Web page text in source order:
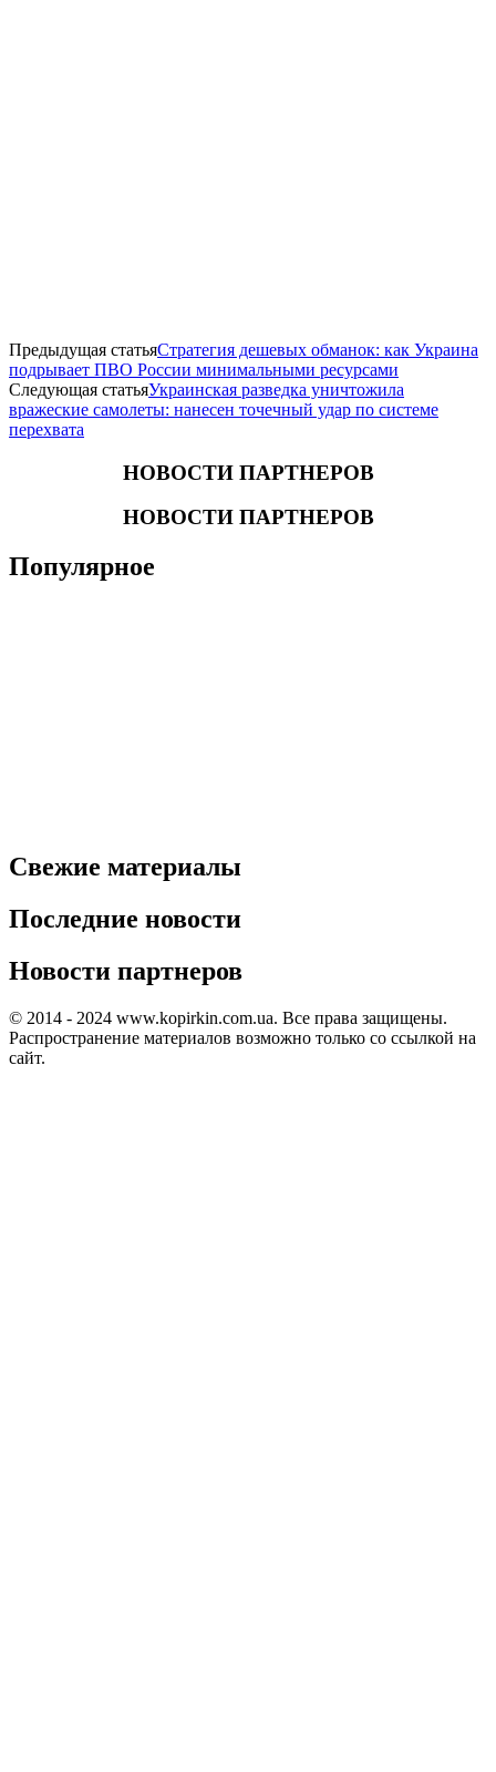
Предыдущая статьяСтратегия дешевых обманок: как Украина
подрывает ПВО России минимальными ресурсами
Следующая статьяУкраинская разведка уничтожила
вражеские самолеты: нанесен точечный удар по системе
перехвата
НОВОСТИ ПАРТНЕРОВ
НОВОСТИ ПАРТНЕРОВ
Популярное
Свежие материалы
Последние новости
Новости партнеров
© 2014 - 2024 www.kopirkin.com.ua. Все права защищены.
Распространение материалов возможно только со ссылкой на
сайт.